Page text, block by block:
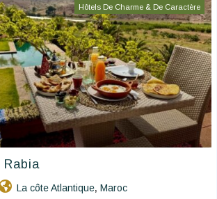
Hôtels De Charme & De Caractère
Rabia
La côte Atlantique, Maroc